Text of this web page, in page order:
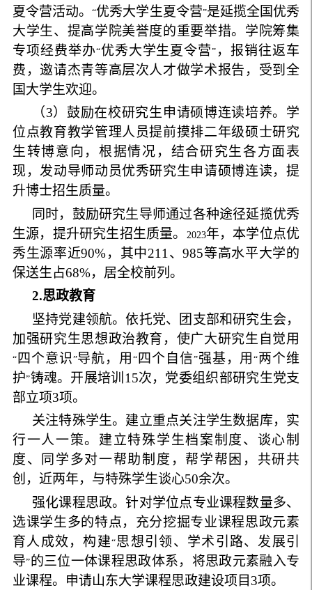
夏令营活动。“优秀大学生夏令营”是延揽全国优秀
大学生、提高学院美誉度的重要举措。学院筹集
专项经费举办“优秀大学生夏令营” ，报销往返车
费，邀请杰青等高层次人才做学术报告，受到全
国大学生欢迎。
（3）鼓励在校研究生申请硕博连读培养。学
位点教育教学管理人员提前摸排二年级硕士研究
生转博意向，根据情况，结合研究生各方面表
现，发动导师动员优秀研究生申请硕博连读，提
升博士招生质量。
同时，鼓励研究生导师通过各种途径延揽优秀
生源，提升研究生招生质量。
2023年，本学位点优
秀生源率近90%，其中211 、985等高水平大学的
保送生占68%，居全校前列。
2.思政教育
坚持党建领航。依托党、团支部和研究生会，
加强研究生思想政治教育，使广大研究生自觉用
“四个意识 ”导航，用“ 四个自信”强基，用“ 两个维
护”铸魂。开展培训 15次，党委组织部研究生党支
部立项3项。
关注特殊学生。建立重点关注学生数据库，实
行一人一策。建立特殊学生档案制度、谈心制
度、同学多对一帮助制度，帮学帮困，共研共
创，近两年，与特殊学生谈心50余次。
强化课程思政。针对学位点专业课程数量多、
选课学生多的特点，充分挖掘专业课程思政元素
育人成效，构建“思想引领、学术引路、发展引
导”的三位一体课程思政体系，将思政元素融入专
业课程。申请山东大学课程思政建设项目 3项。